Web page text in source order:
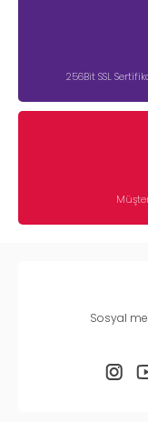
256Bit SSL
Sosyal